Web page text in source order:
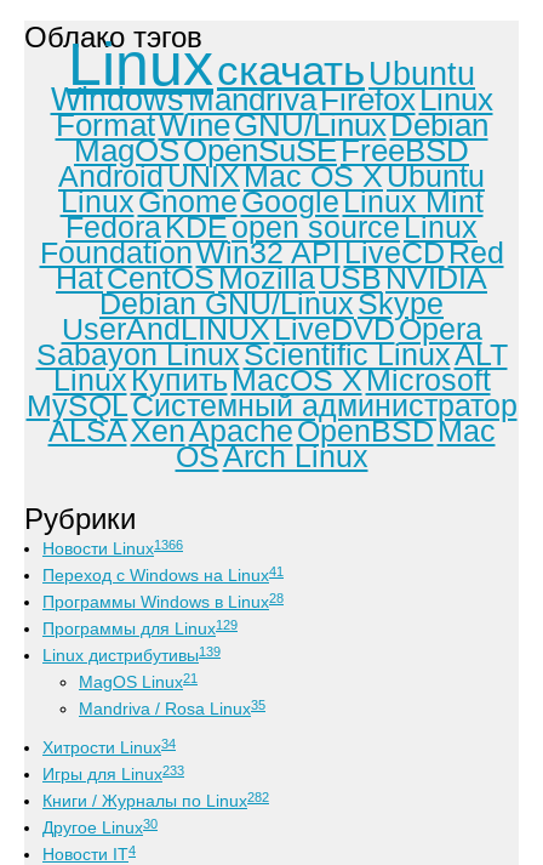
Облако тэгов
Linuxскачать Ubuntu
WindowsMandrivaFirefoxLinux
FormatWineGNU/LinuxDebian
MagOSOpenSuSEFreeBSD
AndroidUNIXMac OS XUbuntu
LinuxGnomeGoogleLinux Mint
FedoraKDEopen sourceLinux
FoundationWin32 APILiveCDRed
HatCentOSMozillaUSBNVIDIA
Debian GNU/LinuxSkype
UserAndLINUXLiveDVDOpera
Sabayon LinuxScientific LinuxALT
LinuxКупитьMacOS XMicrosoft
MySQLСистемный администратор
ALSAXenApacheOpenBSDMac
OSArch Linux
Рубрики
Новости Linux1366
Переход с Windows на Linux41
Программы Windows в Linux28
Программы для Linux129
Linux дистрибутивы139
MagOS Linux21
Mandriva / Rosa Linux35
Хитрости Linux34
Игры для Linux233
Книги / Журналы по Linux282
Другое Linux30
Новости IT4